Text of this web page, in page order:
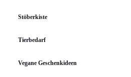
Stöberkiste
Tierbedarf
Vegane Geschenkideen